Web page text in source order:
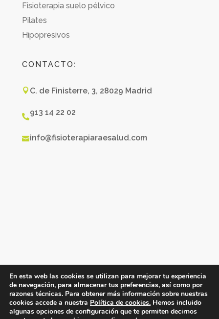
Fisioterapia suelo pélvico
Pilates
Hipopresivos
CONTACTO:
 C. de Finisterre, 3, 28029 Madrid
913 14 22 02
info@fisioterapiaraesalud.com
En esta web las cookies se utilizan para mejorar tu experiencia
de navegación, para almacenar tus preferencias, así como por
razones técnicas. Para obtener más información sobre nuestras
cookies accede a nuestra Política de cookies. Hemos incluido
algunas opciones de configuración que te permiten decirnos